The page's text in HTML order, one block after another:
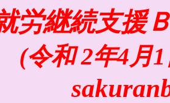
労継続支援
(令和 2年4月